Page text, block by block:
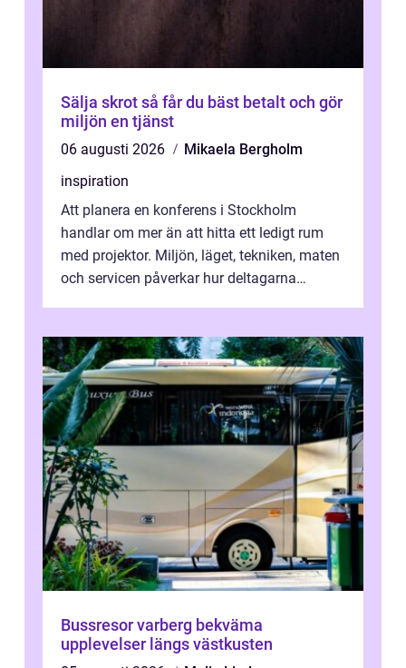
Sälja skrot så får du bäst betalt och gör
miljön en tjänst
06 augusti 2026
Mikaela Bergholm
inspiration
Att planera en konferens i Stockholm
handlar om mer än att hitta ett ledigt rum
med projektor. Miljön, läget, tekniken, maten
och servicen påverkar hur deltagarna
Bussresor varberg bekväma
upplevelser längs västkusten